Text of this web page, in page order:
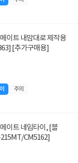
이트 내맘대로 제작용
[추가구매용]
주의
이트 네임타이, [블
CM5162]